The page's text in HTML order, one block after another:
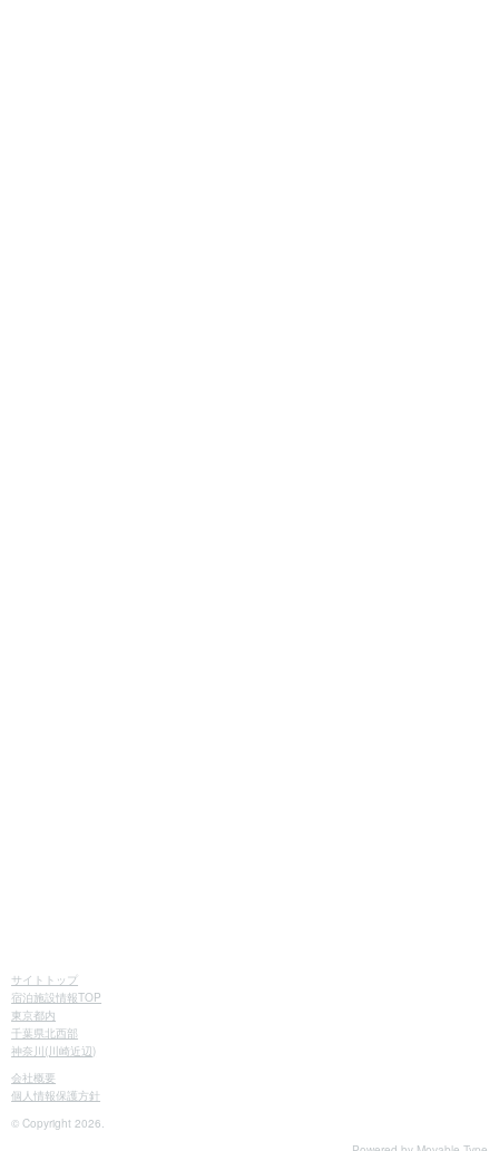
サイトトップ
宿泊施設情報TOP
東京都内
千葉県北西部
神奈川(川崎近辺)
会社概要
個人情報保護方針
© Copyright 2026.